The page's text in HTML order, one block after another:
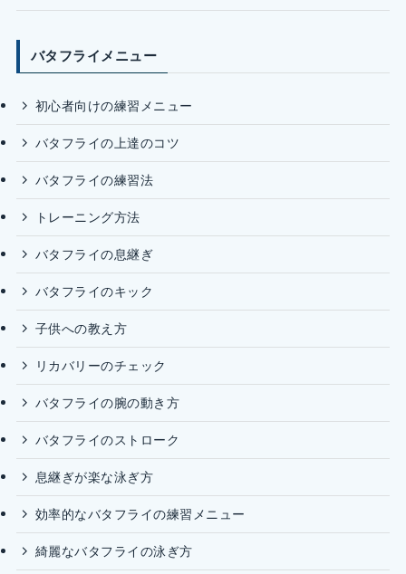
バタフライメニュー
初心者向けの練習メニュー
バタフライの上達のコツ
バタフライの練習法
トレーニング方法
バタフライの息継ぎ
バタフライのキック
子供への教え方
リカバリーのチェック
バタフライの腕の動き方
バタフライのストローク
息継ぎが楽な泳ぎ方
効率的なバタフライの練習メニュー
綺麗なバタフライの泳ぎ方